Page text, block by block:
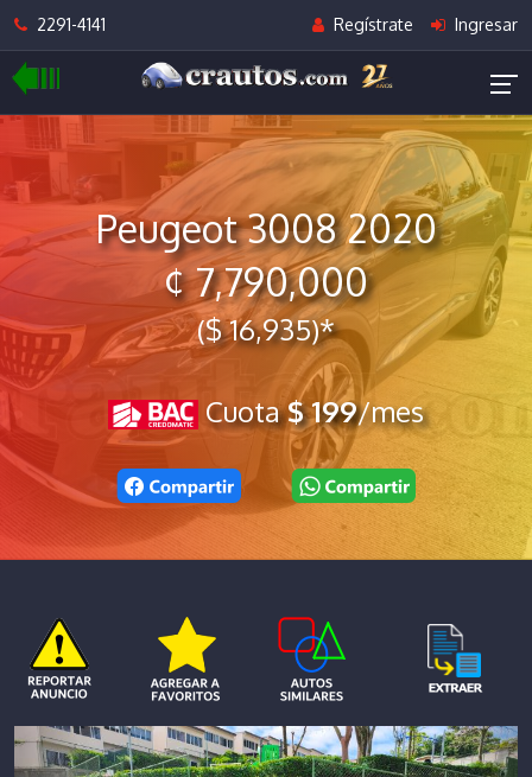
2291-4141 Regístrate Ingresar
Peugeot 3008 2020
¢ 7,790,000
($ 16,935)*
Cuota$ 199/mes